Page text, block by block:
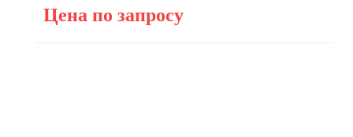
Цена по запросу